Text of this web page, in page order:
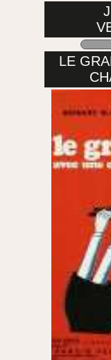
LE